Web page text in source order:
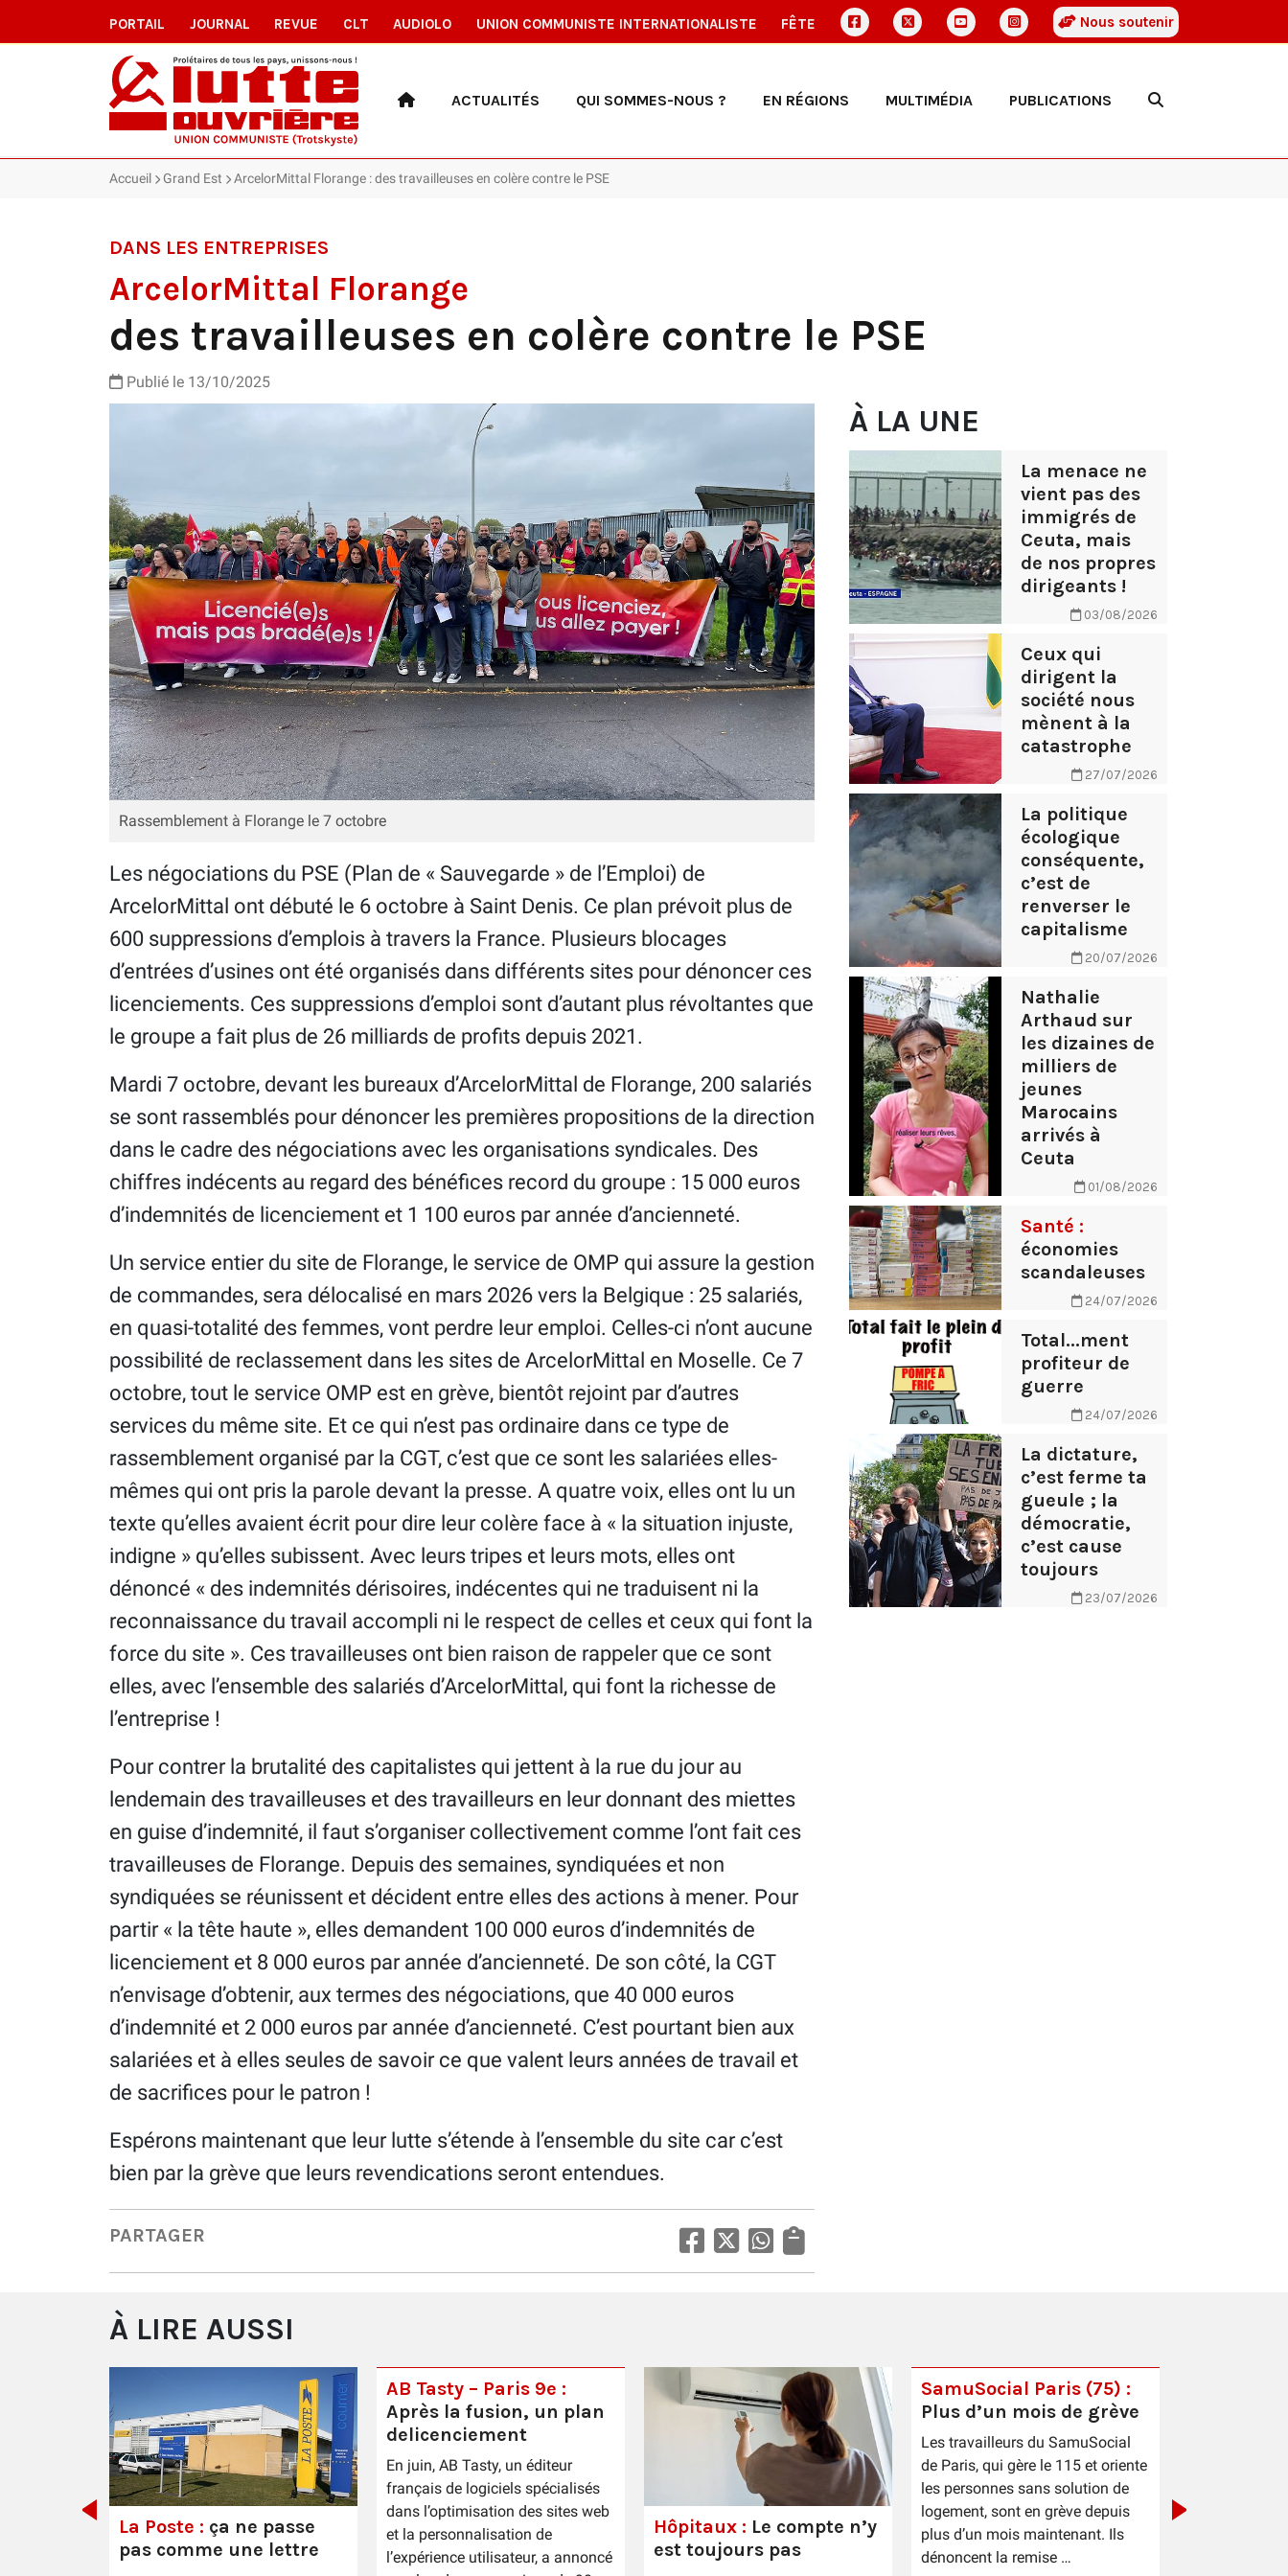
PORTAIL JOURNAL REVUE CLT AUDIOLO UNION COMMUNISTE INTERNATIONALISTE FÊTE Nous soutenir
ACTUALITÉS QUI SOMMES-NOUS ? EN RÉGIONS MULTIMÉDIA PUBLICATIONS
Accueil Grand Est ArcelorMittal Florange : des travailleuses en colère contre le PSE
DANS LES ENTREPRISES
ArcelorMittal Florange
des travailleuses en colère contre le PSE
Publié le 13/10/2025
Rassemblement à Florange le 7 octobre
Les négociations du PSE (Plan de « Sauvegarde » de l’Emploi) de
ArcelorMittal ont débuté le 6 octobre à Saint Denis. Ce plan prévoit plus de
600 suppressions d’emplois à travers la France. Plusieurs blocages
d’entrées d’usines ont été organisés dans différents sites pour dénoncer ces
licenciements. Ces suppressions d’emploi sont d’autant plus révoltantes que
le groupe a fait plus de 26 milliards de profits depuis 2021.
Mardi 7 octobre, devant les bureaux d’ArcelorMittal de Florange, 200 salariés
se sont rassemblés pour dénoncer les premières propositions de la direction
dans le cadre des négociations avec les organisations syndicales. Des
chiffres indécents au regard des bénéfices record du groupe : 15 000 euros
d’indemnités de licenciement et 1 100 euros par année d’ancienneté.
Un service entier du site de Florange, le service de OMP qui assure la gestion
de commandes, sera délocalisé en mars 2026 vers la Belgique : 25 salariés,
en quasi-totalité des femmes, vont perdre leur emploi. Celles-ci n’ont aucune
possibilité de reclassement dans les sites de ArcelorMittal en Moselle. Ce 7
octobre, tout le service OMP est en grève, bientôt rejoint par d’autres
services du même site. Et ce qui n’est pas ordinaire dans ce type de
rassemblement organisé par la CGT, c’est que ce sont les salariées elles-
mêmes qui ont pris la parole devant la presse. A quatre voix, elles ont lu un
texte qu’elles avaient écrit pour dire leur colère face à « la situation injuste,
indigne » qu’elles subissent. Avec leurs tripes et leurs mots, elles ont
dénoncé « des indemnités dérisoires, indécentes qui ne traduisent ni la
reconnaissance du travail accompli ni le respect de celles et ceux qui font la
force du site ». Ces travailleuses ont bien raison de rappeler que ce sont
elles, avec l’ensemble des salariés d’ArcelorMittal, qui font la richesse de
l’entreprise !
Pour contrer la brutalité des capitalistes qui jettent à la rue du jour au
lendemain des travailleuses et des travailleurs en leur donnant des miettes
en guise d’indemnité, il faut s’organiser collectivement comme l’ont fait ces
travailleuses de Florange. Depuis des semaines, syndiquées et non
syndiquées se réunissent et décident entre elles des actions à mener. Pour
partir « la tête haute », elles demandent 100 000 euros d’indemnités de
licenciement et 8 000 euros par année d’ancienneté. De son côté, la CGT
n’envisage d’obtenir, aux termes des négociations, que 40 000 euros
d’indemnité et 2 000 euros par année d’ancienneté. C’est pourtant bien aux
salariées et à elles seules de savoir ce que valent leurs années de travail et
de sacrifices pour le patron !
Espérons maintenant que leur lutte s’étende à l’ensemble du site car c’est
bien par la grève que leurs revendications seront entendues.
PARTAGER
À LA UNE
La menace ne
vient pas des
immigrés de
Ceuta, mais
de nos propres
dirigeants !
03/08/2026
Ceux qui
dirigent la
société nous
mènent à la
catastrophe
27/07/2026
La politique
écologique
conséquente,
c’est de
renverser le
capitalisme
20/07/2026
Nathalie
Arthaud sur
les dizaines de
milliers de
jeunes
Marocains
arrivés à
Ceuta
01/08/2026
Santé :
économies
scandaleuses
24/07/2026
Total...ment
profiteur de
guerre
24/07/2026
La dictature,
c’est ferme ta
gueule ; la
démocratie,
c’est cause
toujours
23/07/2026
À LIRE AUSSI
La Poste : ça ne passe
pas comme une lettre
AB Tasty – Paris 9e :
Après la fusion, un plan
delicenciement
En juin, AB Tasty, un éditeur
français de logiciels spécialisés
dans l’optimisation des sites web
et la personnalisation de
l’expérience utilisateur, a annoncé
Hôpitaux : Le compte n’y
est toujours pas
SamuSocial Paris (75) :
Plus d’un mois de grève
Les travailleurs du SamuSocial
de Paris, qui gère le 115 et oriente
les personnes sans solution de
logement, sont en grève depuis
plus d’un mois maintenant. Ils
dénoncent la remise …